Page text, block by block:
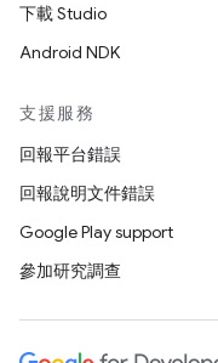
下載 Studio
Android NDK
支援服務
回報平台錯誤
回報說明文件錯誤
Google Play support
參加研究調查